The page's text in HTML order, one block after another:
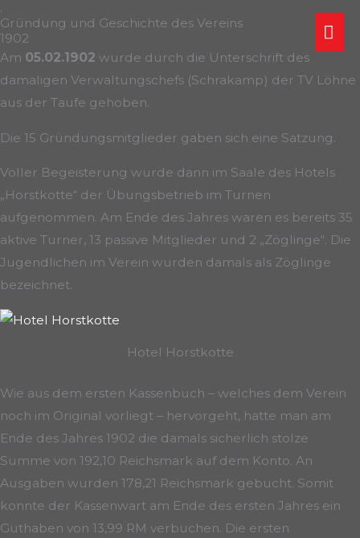
Zum
Inhalt
springen
.
Gründung und Geschichte des Vereins
1902
Am 05.02.1902 wurde durch die Unterschrift des
damaligen Verwaltungschefs (Schrakamp) der TV Löhne
aus der Taufe gehoben.
Die 15 Gründungsmitglieder gaben sich eine Satzung.
Voller Begeisterung wurde dann im Saale des Hotels
„Horstkotte“ der Übungsbetrieb im Turnen
aufgenommen. Am Ende des Jahres waren es bereits 35
aktive Turner, 13 passive Mitglieder und 2 „Zöglinge“. Die
Jugendlichen im Verein wurden damals als Zöglinge
bezeichnet.
Hotel Horstkotte
Wie aus dem ersten Kassenbuch – welches dem Verein
noch im Original vorliegt – hervorgeht, hatte man am
Ende des Jahres 1902 die damals sicherlich stolze
Summe von 192,10 Reichsmark auf dem Konto. An
Ausgaben wurden 178,21 Reichsmark gebucht. Somit
konnte der Kassenwart am Ende des ersten Jahres ein
Guthaben von 13,99 RM verbuchen. Die ersten